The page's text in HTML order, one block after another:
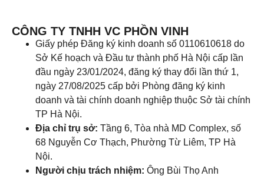
CÔNG TY TNHH VC PHỒN VINH
Giấy phép Đăng ký kinh doanh số 0110610618 do
Sở Kế hoạch và Đầu tư thành phố Hà Nội cấp lần
đầu ngày 23/01/2024, đăng ký thay đổi lần thứ 1,
ngày 27/08/2025 cấp bởi Phòng đăng ký kinh
doanh và tài chính doanh nghiệp thuộc Sở tài chính
TP Hà Nội.
Địa chỉ trụ sở: Tầng 6, Tòa nhà MD Complex, số
68 Nguyễn Cơ Thạch, Phường Từ Liêm, TP Hà
Nội.
Người chịu trách nhiệm: Ông Bùi Thọ Anh